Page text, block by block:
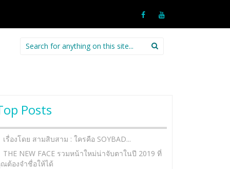
Search
for:
Posts
เรื่องโดย สามสิบสาม : ใครคือ SOYBAD...
THE NEW FACE รวมหน้าใหม่น่าจับตาในปี 2019 ที่
ต้องจำชื่อให้ได้